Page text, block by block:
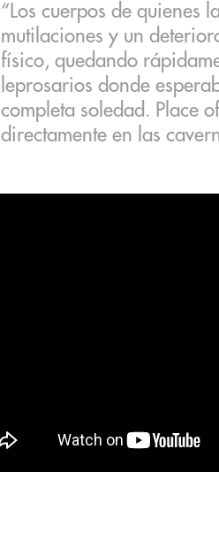
“Los cuerpos de quienes
mutilaciones y un
físico, quedando
leprosarios donde
completa soledad. Place
directamente en las